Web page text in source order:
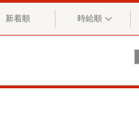
新着順 時給順